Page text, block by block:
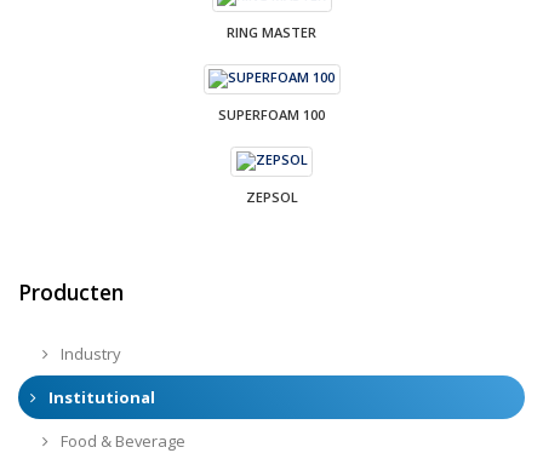
RING MASTER
SUPERFOAM 100
ZEPSOL
Producten
Industry
Institutional
Food & Beverage